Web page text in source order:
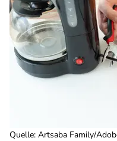
Quelle: Artsaba Family/